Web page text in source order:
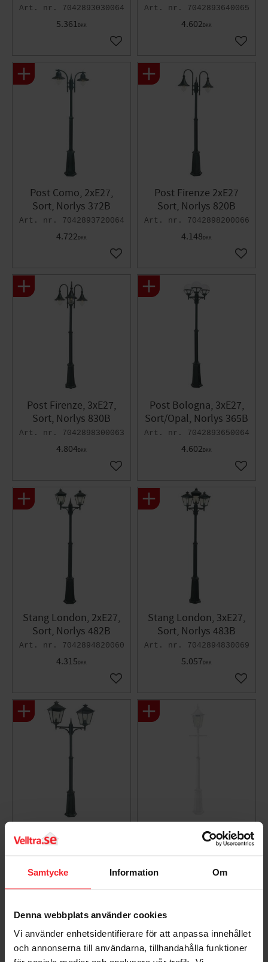
Samtycke Information Om
Denna webbplats använder cookies
Vi använder enhetsidentifierare för att anpassa innehållet
och annonserna till användarna, tillhandahålla funktioner
7042893030064
5.361DKK
Gem som favorit
7042893640065
4.602DKK
Gem
Post Como, 2xE27,
Sort, Norlys 372B
7042893720064
4.722DKK
Gem som favorit
Post Firenze 2xE27
Sort, Norlys 820B
7042898200066
4.148DKK
Gem
Post Firenze, 3xE27,
Sort, Norlys 830B
7042898300063
4.804DKK
Gem som favorit
Post Bologna, 3xE27,
Sort/Opal, Norlys 365B
7042893650064
4.602DKK
Gem
Stang London, 2xE27,
Sort, Norlys 482B
7042894820060
4.315DKK
Gem som favorit
Stang London, 3xE27,
Sort, Norlys 483B
7042894830069
5.057DKK
Gem
Pole London Big,
2xE27, Sort, Norlys
7042894920067
5.601DKK
Gem som favorit
MODENA STOLPE
1X100W E27 VIT